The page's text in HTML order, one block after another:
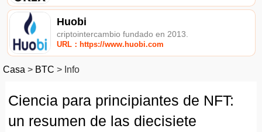
Huobi
criptointercambio fundado en 2013.
URL：https://www.huobi.com
Casa > BTC > Info
Ciencia para principiantes de NFT:
un resumen de las diecisiete